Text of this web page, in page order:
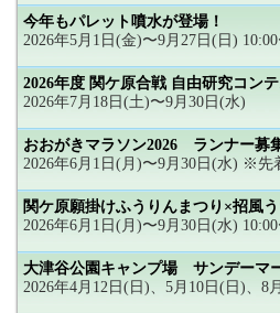
今年もパレット噴水が登場！
2026年5月1日(金)〜9月27日(日)
2026年度 関ケ原合戦 自由研究コン
2026年7月18日(土)〜9月30日(水)
おおがきマラソン2026 ランナー募
2026年6月1日(月)〜9月30日(水) ※先
関ケ原願掛けふうりんまつり×招風
2026年6月1日(月)〜9月30日(水)
大津谷公園キャンプ場 サンデーマ
2026年4月12日(日)、5月10日(日)、8